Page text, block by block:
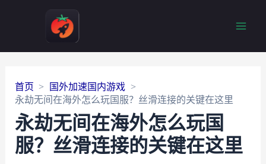
首页
国外加速国内游戏
永劫无间在海外怎么玩国服？丝滑连接的关键在这里
永劫无间在海外怎么玩国
服？丝滑连接的关键在这里